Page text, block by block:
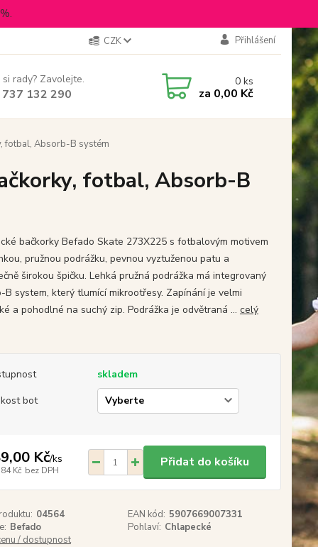
CZK Přihlášení
rady? Zavolejte.
132 290
0ks
za 0,00 Kč
fotbal, Absorb-B systém
fotbal, Absorb-B
bačkorky Befado Skate 273X225 s fotbalovým motivem
pružnou podrážku, pevnou vyztuženou patu a
širokou špičku. Lehká pružná podrážka má integrovaný
B system, který tlumící mikrootřesy. Zapínání je velmi
a pohodlné na suchý zip. Podrážka je odvětraná ... celý
skladem
bot
Kč/ks
Kč bez DPH
Přidat do košíku
04564 EAN kód: 5907669007331
Befado Pohlaví: Chlapecké
/ dostupnost